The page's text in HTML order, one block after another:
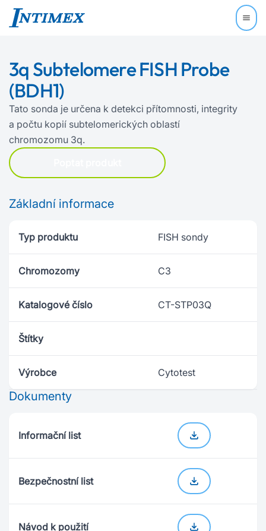
3q Subtelomere FISH Probe
(BDH1)
Tato sonda je určena k detekci přítomnosti, integrity
a počtu kopií subtelomerických oblastí
chromozomu 3q.
Základní informace
Typ produktu FISH sondy
Chromozomy C3
Katalogové číslo CT-STP03Q
Štítky
Výrobce Cytotest
Dokumenty
Informační list
Bezpečnostní list
Návod k použití